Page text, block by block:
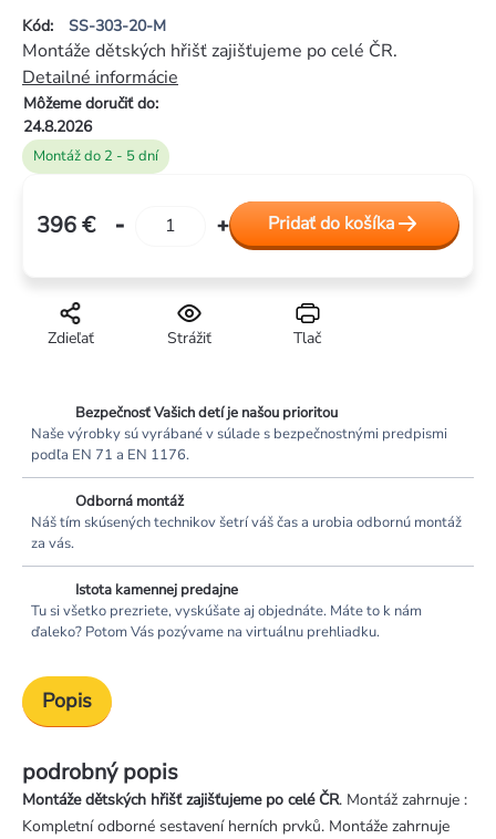
Kód: SS-303-20-M
hodnotenie
produktu
je
0,0
z
5
hviezdičiek.
Montáž do 2 - 5 dní
Môžeme doručiť do:
24.8.2026
Montáže dětských hřišť zajišťujeme po celé ČR.
Detailné informácie
Tlač
Strážiť
Zdieľať
396 €
Jednotková
Pridať do košíka
Bezpečnosť Vašich detí je našou prioritou
Naše výrobky sú vyrábané v súlade s bezpečnostnými predpismi
podľa EN 71 a EN 1176.
Odborná montáž
Náš tím skúsených technikov šetrí váš čas a urobia odbornú montáž
za vás.
Istota kamennej predajne
Tu si všetko prezriete, vyskúšate aj objednáte. Máte to k nám
ďaleko? Potom Vás pozývame na virtuálnu prehliadku.
Popis
podrobný popis
Montáže dětských hřišť zajišťujeme po celé ČR. Montáž zahrnuje :
Kompletní odborné sestavení herních prvků. Montáže zahrnuje